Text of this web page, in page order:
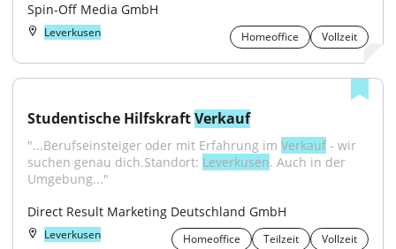
Spin-Off Media GmbH
Leverkusen Homeoffice Vollzeit
Studentische Hilfskraft Verkauf
"...Berufseinsteiger oder mit Erfahrung im Verkauf - wir
suchen genau dich.Standort: Leverkusen. Auch in der
Umgebung..."
Direct Result Marketing Deutschland GmbH
Leverkusen Homeoffice Teilzeit
Vollzeit